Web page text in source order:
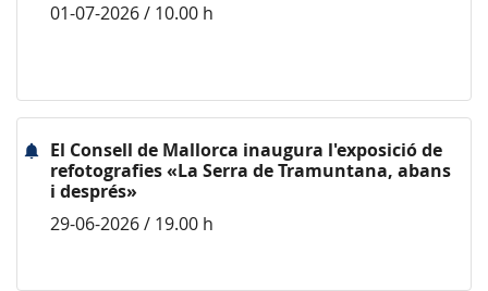
01-07-2026 / 10.00 h
El Consell de Mallorca inaugura l'exposició de
refotografies «La Serra de Tramuntana, abans
i després»
29-06-2026 / 19.00 h